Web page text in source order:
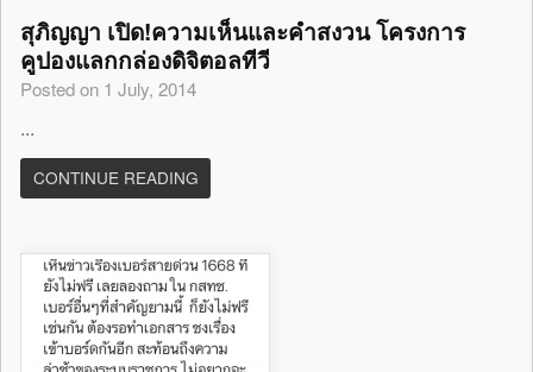
สุภิญญา เปิด!ความเห็นและคำสงวน โครงการ
คูปองแลกกล่องดิจิตอลทีวี
Posted on 1 July, 2014
...
CONTINUE READING